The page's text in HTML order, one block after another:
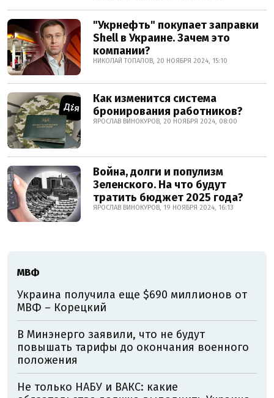
"Укрнефть" покупает заправки
Shell в Украине. Зачем это
компании?
НИКОЛАЙ ТОПАЛОВ, 20 НОЯБРЯ 2024, 15:10
Как изменится система
бронирования работников?
ЯРОСЛАВ ВИНОКУРОВ, 20 НОЯБРЯ 2024, 08:00
Война, долги и популизм
Зеленского. На что будут
тратить бюджет 2025 года?
ЯРОСЛАВ ВИНОКУРОВ, 19 НОЯБРЯ 2024, 16:13
МВФ
Украина получила еще $690 миллионов от
МВФ – Корецкий
В Минэнерго заявили, что не будут
повышать тарифы до окончания военного
положения
Не только НАБУ и ВАКС: какие